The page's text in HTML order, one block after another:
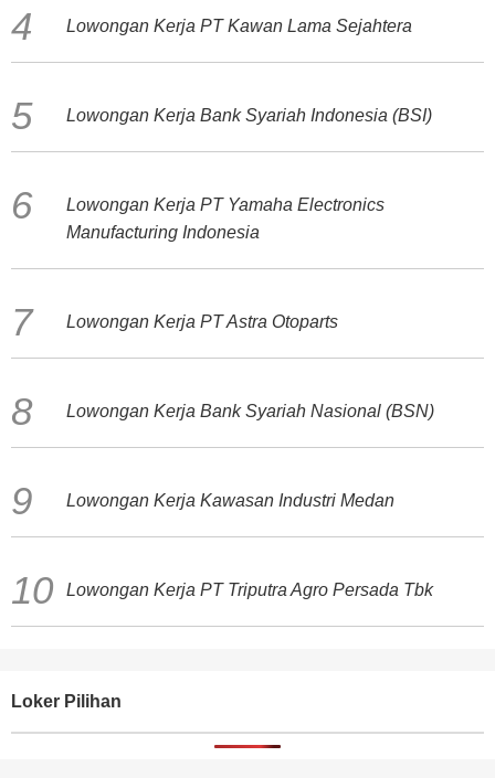
Lowongan Kerja PT Kawan Lama Sejahtera
Lowongan Kerja Bank Syariah Indonesia (BSI)
Lowongan Kerja PT Yamaha Electronics
Manufacturing Indonesia
Lowongan Kerja PT Astra Otoparts
Lowongan Kerja Bank Syariah Nasional (BSN)
Lowongan Kerja Kawasan Industri Medan
Lowongan Kerja PT Triputra Agro Persada Tbk
Loker Pilihan